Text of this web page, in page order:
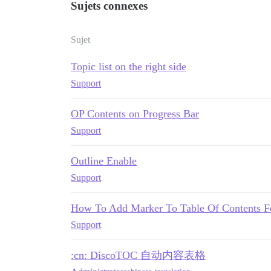
Sujets connexes
Sujet
Topic list on the right side
Support
OP Contents on Progress Bar
Support
Outline Enable
Support
How To Add Marker To Table Of Contents
Support
:cn: DiscoTOC 自动内容表格